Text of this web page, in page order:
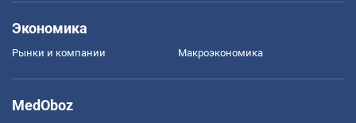
Экономика
Рынки и компании Mакроэкономика
MedOboz